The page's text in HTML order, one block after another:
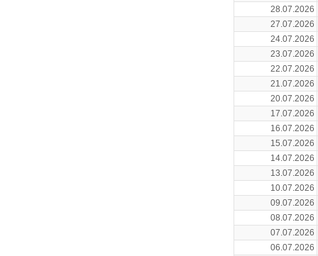
28.07.2026
27.07.2026
24.07.2026
23.07.2026
22.07.2026
21.07.2026
20.07.2026
17.07.2026
16.07.2026
15.07.2026
14.07.2026
13.07.2026
10.07.2026
09.07.2026
08.07.2026
07.07.2026
06.07.2026